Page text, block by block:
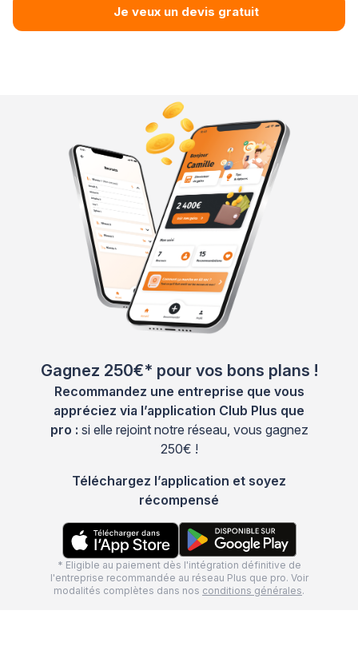
Je veux un devis gratuit
Gagnez 250€* pour vos bons plans !
Recommandez une entreprise que vous
appréciez via l’application Club Plus que
pro : si elle rejoint notre réseau, vous gagnez
250€ !
Téléchargez l’application et soyez
récompensé
* Eligible au paiement dès l'intégration définitive de
l'entreprise recommandée au réseau Plus que pro. Voir
modalités complètes dans nos conditions générales.